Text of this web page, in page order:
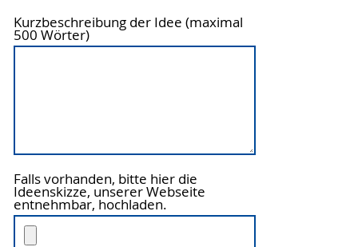
Kurzbeschreibung der Idee (maximal
500 Wörter)
Falls vorhanden, bitte hier die
Ideenskizze, unserer Webseite
entnehmbar, hochladen.